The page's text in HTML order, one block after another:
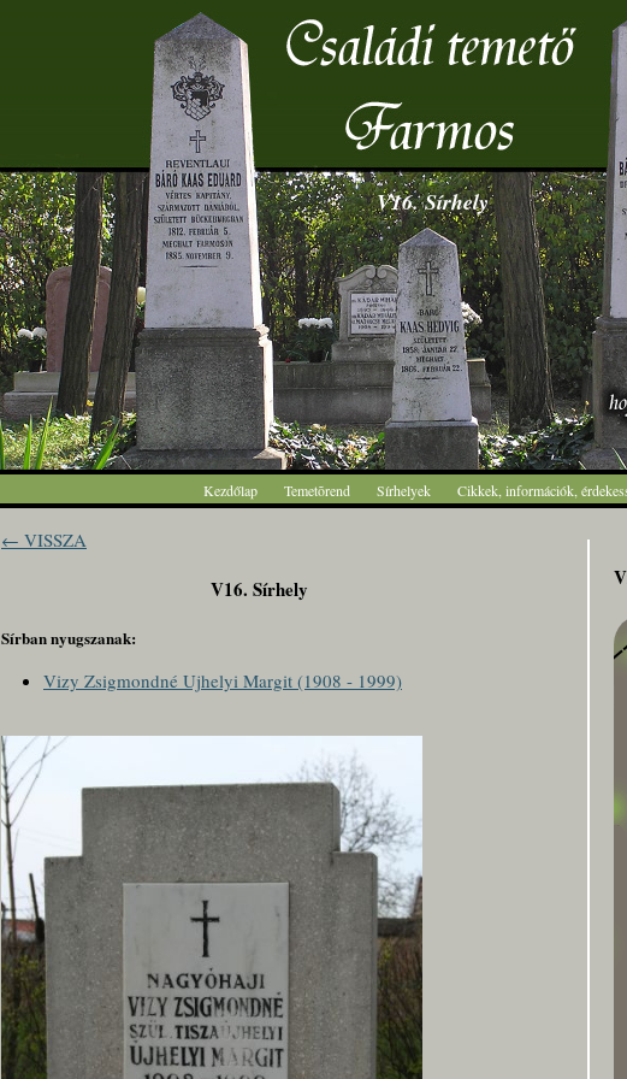
V16. Sírhely
Kezdőlap Temetõrend Sírhelyek Cikkek, információk,
← VISSZA
V16. Sírhely
Sírban nyugszanak:
Vizy Zsigmondné Ujhelyi Margit (1908 - 1999)